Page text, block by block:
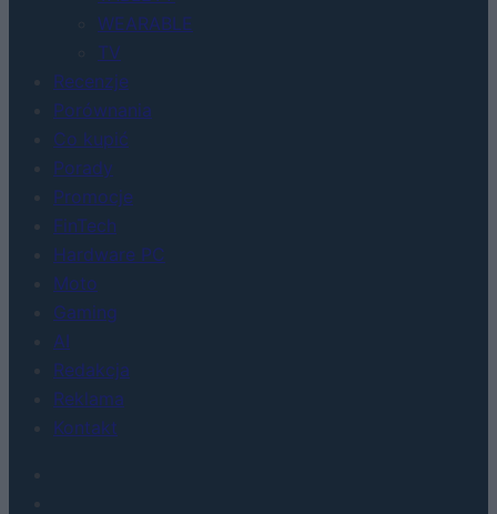
WEARABLE
TV
Recenzje
Porównania
Co kupić
Porady
Promocje
FinTech
Hardware PC
Moto
Gaming
AI
Redakcja
Reklama
Kontakt